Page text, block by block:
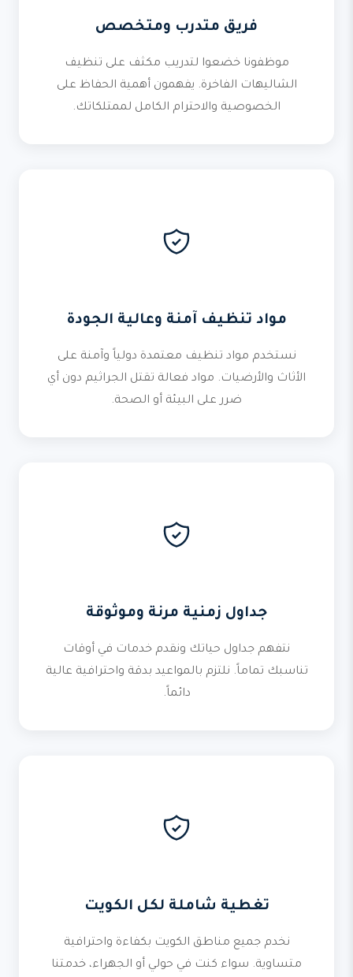
فريق متدرب ومتخصص
موظفونا خضعوا لتدريب مكثف على تنظيف
الشاليهات الفاخرة. يفهمون أهمية الحفاظ على
الخصوصية والاحترام الكامل لممتلكاتك.
مواد تنظيف آمنة وعالية الجودة
نستخدم مواد تنظيف معتمدة دولياً وآمنة على
الأثاث والأرضيات. مواد فعالة تقتل الجراثيم دون أي
ضرر على البيئة أو الصحة.
جداول زمنية مرنة وموثوقة
نتفهم جداول حياتك ونقدم خدمات في أوقات
تناسبك تماماً. نلتزم بالمواعيد بدقة واحترافية عالية
دائماً.
تغطية شاملة لكل الكويت
نخدم جميع مناطق الكويت بكفاءة واحترافية
متساوية. سواء كنت في حولي أو الجهراء، خدمتنا